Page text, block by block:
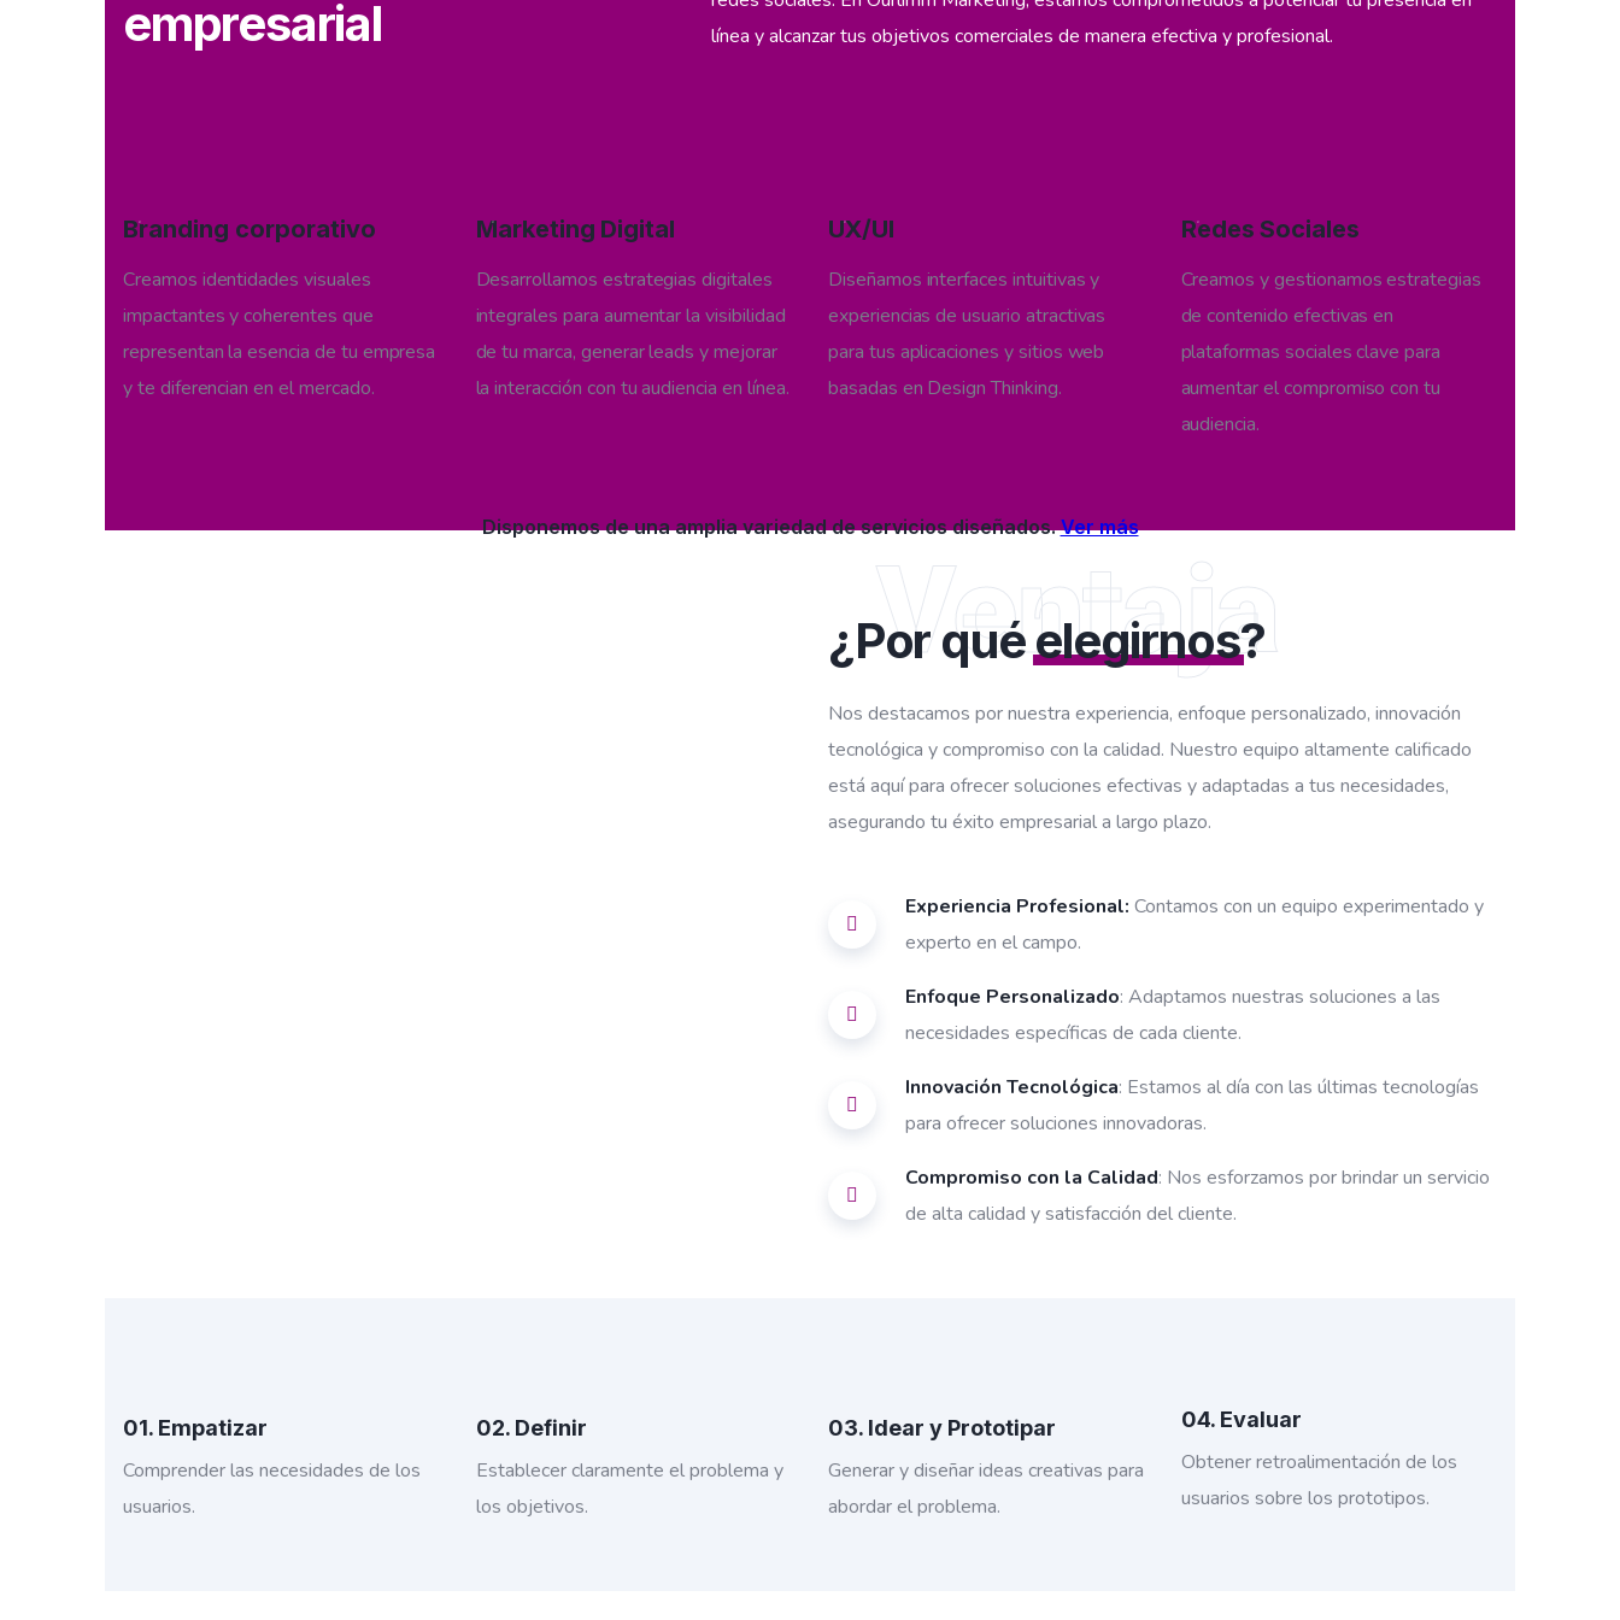
empresarial
línea y alcanzar tus objetivos comerciales de manera efectiva y profesional.
Branding corporativo
Creamos identidades visuales
impactantes y coherentes que
representan la esencia de tu empresa
y te diferencian en el mercado.
Marketing Digital
Desarrollamos estrategias digitales
integrales para aumentar la visibilidad
de tu marca, generar leads y mejorar
la interacción con tu audiencia en línea.
UX/UI
Diseñamos interfaces intuitivas y
experiencias de usuario atractivas
para tus aplicaciones y sitios web
basadas en Design Thinking.
Redes Sociales
Creamos y gestionamos estrategias
de contenido efectivas en
plataformas sociales clave para
aumentar el compromiso con tu
audiencia.
Disponemos de una amplia variedad de servicios diseñados.Ver más
Ventaja
¿Por quéelegirnos?
Nos destacamos por nuestra experiencia, enfoque personalizado, innovación
tecnológica y compromiso con la calidad. Nuestro equipo altamente calificado
está aquí para ofrecer soluciones efectivas y adaptadas a tus necesidades,
asegurando tu éxito empresarial a largo plazo.
Experiencia Profesional: Contamos con un equipo experimentado y
experto en el campo.
Enfoque Personalizado: Adaptamos nuestras soluciones a las
necesidades específicas de cada cliente.
Innovación Tecnológica: Estamos al día con las últimas tecnologías
para ofrecer soluciones innovadoras.
Compromiso con la Calidad: Nos esforzamos por brindar un servicio
de alta calidad y satisfacción del cliente.
01. Empatizar
Comprender las necesidades de los
usuarios.
02. Definir
Establecer claramente el problema y
los objetivos.
03. Idear y Prototipar
Generar y diseñar ideas creativas para
abordar el problema.
04. Evaluar
Obtener retroalimentación de los
usuarios sobre los prototipos.